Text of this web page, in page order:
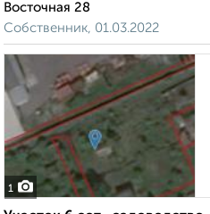
Восточная 28
Собственник, 01.03.2022
1